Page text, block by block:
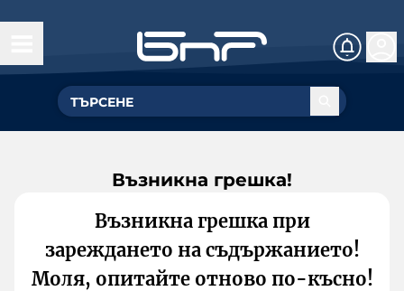
Възникна грешка!
Възникна грешка при
зареждането на съдържанието!
Моля, опитайте отново по-късно!